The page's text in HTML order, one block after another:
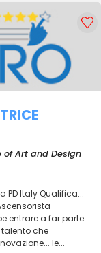
of Art and Design
PD Italy Qualifica...
-
entrare a far parte
che
le...